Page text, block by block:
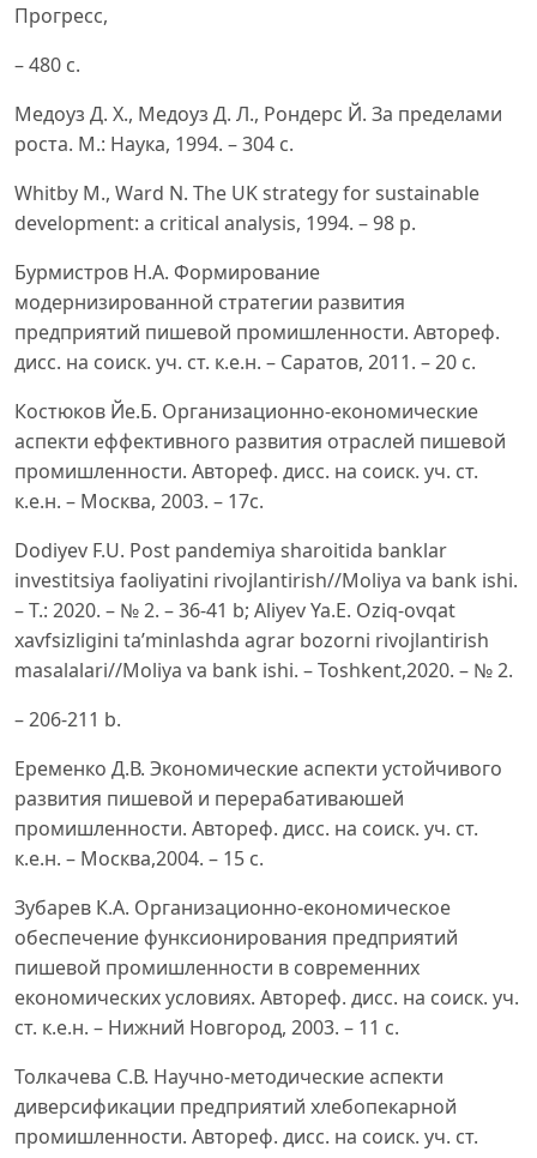
Прогресс,
– 480 с.
Медоуз Д. Х., Медоуз Д. Л., Рондерс Й. За пределами
роста. М.: Наука, 1994. – 304 с.
Whitby M., Ward N. The UK strategy for sustainable
development: a critical analysis, 1994. – 98 p.
Бурмистров Н.A. Формирование
модернизированной стратегии развития
предприятий пишевой промишленности. Aвтореф.
дисс. на соиск. уч. ст. к.е.н. – Саратов, 2011. – 20 с.
Костюков Йе.Б. Организационно-економические
аспекти еффективного развития отраслей пишевой
промишленности. Aвтореф. дисс. на соиск. уч. ст.
к.е.н. – Москва, 2003. – 17с.
Dodiyev F.U. Post pandemiya sharoitida banklar
investitsiya faoliyatini rivojlantirish//Moliya va bank ishi.
– T.: 2020. – № 2. – 36-41 b; Aliyev Ya.E. Oziq-ovqat
xavfsizligini ta’minlashda agrar bozorni rivojlantirish
masalalari//Moliya va bank ishi. – Toshkent,2020. – № 2.
– 206-211 b.
Eременко Д.В. Экономические аспекти устойчивого
развития пишевой и перерабативаюшей
промишленности. Aвтореф. дисс. на соиск. уч. ст.
к.е.н. – Москва,2004. – 15 с.
Зубарев К.A. Организационно-економическое
обеспечение функсионирования предприятий
пишевой промишленности в современних
економических условиях. Aвтореф. дисс. на соиск. уч.
ст. к.е.н. – Нижний Новгород, 2003. – 11 с.
Толкачева С.В. Научно-методические аспекти
диверсификации предприятий хлебопекарной
промишленности. Aвтореф. дисс. на соиск. уч. ст.